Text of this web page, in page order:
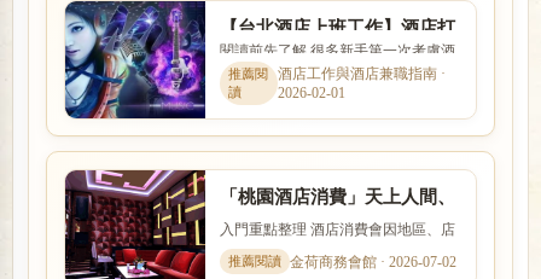
【台北酒店上班工作】酒店打
工心得,酒店小姐心酸報你知
閱讀前先了解 很多新手第一次考慮酒
店工作時，會同時擔心工作內容、安
全性、收入、上班時間與是...
酒店工作與酒店兼職指南 ·
2026-02-01
「桃園酒店消費」天上人間、
帝豪酒店、星殿、大英帝國酒
店幹部
入門重點整理 酒店消費會因地區、店
型、裝潢、客群與服務內容而有差
異。本文以「「桃園酒店消費...
金荷商務會館 · 2026-07-02